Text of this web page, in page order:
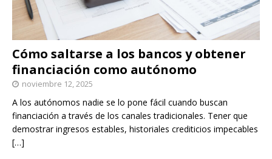
Cómo saltarse a los bancos y obtener
financiación como autónomo
noviembre 12, 2025
A los autónomos nadie se lo pone fácil cuando buscan
financiación a través de los canales tradicionales. Tener que
demostrar ingresos estables, historiales crediticios impecables
[…]